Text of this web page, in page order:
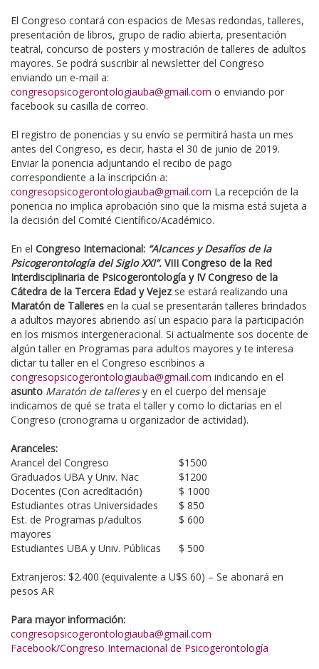
El Congreso contará con espacios de Mesas redondas, talleres,
presentación de libros, grupo de radio abierta, presentación
teatral, concurso de posters y mostración de talleres de adultos
mayores. Se podrá suscribir al newsletter del Congreso
enviando un e-mail a:
congresopsicogerontologiauba@gmail.com o enviando por
facebook su casilla de correo.
El registro de ponencias y su envío se permitirá hasta un mes
antes del Congreso, es decir, hasta el 30 de junio de 2019.
Enviar la ponencia adjuntando el recibo de pago
correspondiente a la inscripción a:
congresopsicogerontologiauba@gmail.com La recepción de la
ponencia no implica aprobación sino que la misma está sujeta a
la decisión del Comité Científico/Académico.
En el Congreso Internacional: “Alcances y Desafíos de la
Psicogerontología del Siglo XXI”. VIII Congreso de la Red
Interdisciplinaria de Psicogerontología y IV Congreso de la
Cátedra de la Tercera Edad y Vejezse estará realizando una
Maratón de Talleres en la cual se presentarán talleres brindados
a adultos mayores abriendo así un espacio para la participación
en los mismos intergeneracional. Si actualmente sos docente de
algún taller en Programas para adultos mayores y te interesa
dictar tu taller en el Congreso escribinos a
congresopsicogerontologiauba@gmail.com indicando en el
asunto Maratón de talleresy en el cuerpo del mensaje
indicamos de qué se trata el taller y como lo dictarias en el
Congreso (cronograma u organizador de actividad).
Aranceles:
Arancel del Congreso
$1500
Graduados UBA y Univ. Nac
$1200
Docentes (Con acreditación)
$ 1000
Estudiantes otras Universidades
$ 850
Est. de Programas p/adultos
mayores
$ 600
Estudiantes UBA y Univ. Públicas $ 500
Extranjeros: $2.400 (equivalente a U$S 60) – Se abonará en
pesos AR
Para mayor información:
congresopsicogerontologiauba@gmail.com
Facebook/Congreso Internacional de Psicogerontología